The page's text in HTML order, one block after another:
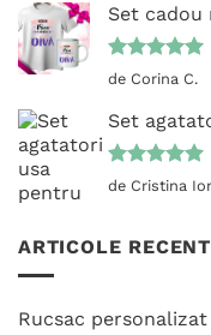
Set cadou
Evaluat la
de Corina C.
Set
Evaluat la
de Cristina
ARTICOLE
Rucsac